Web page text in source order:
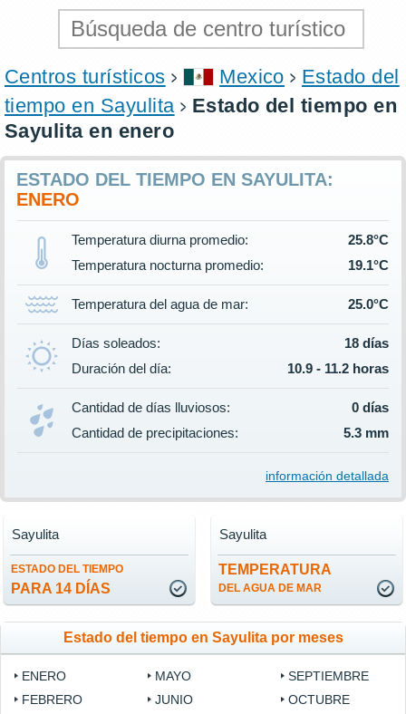
Centros turísticos Mexico
Estado del
tiempo en Sayulita
Estado del tiempo en
Sayulita en enero
ESTADO DEL TIEMPO EN SAYULITA:
ENERO
Temperatura diurna promedio:
25.8°C
Temperatura nocturna promedio:
19.1°C
Temperatura del agua de mar: 25.0°C
Días soleados:
18 días
Duración del día:
10.9 - 11.2 horas
Cantidad de días lluviosos:
0 días
Cantidad de precipitaciones:
5.3 mm
información detallada
ESTADO DEL TIEMPO
PARA 14 DÍAS
Sayulita
TEMPERATURA
DEL AGUA DE MAR
Sayulita
Estado del tiempo en Sayulita por meses
ENERO
FEBRERO
MAYO
JUNIO
SEPTIEMBRE
OCTUBRE